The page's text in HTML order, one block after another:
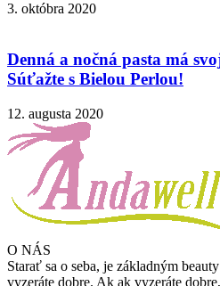
3. októbra 2020
Denná a nočná pasta má
Súťažte s Bielou Perlou!
12. augusta 2020
O NÁS
Starať sa o seba, je základným
vyzeráte dobre. Ak ak vyzeráte